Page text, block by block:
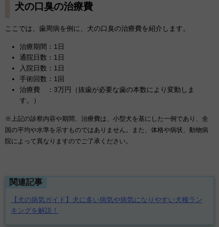
犬の口臭の治療費
ここでは、歯周病を例に、犬の口臭の治療費を紹介します。
治療期間：1日
通院日数：1日
入院日数：1日
手術回数：1回
治療費 ：3万円（抜歯が必要な歯の本数により変動しま
す。）
※上記の診察内容や期間、治療費は、小型犬を基にした一例であり、全
国の平均や水準を示すものではありません。また、体格や病状、動物病
院によって異なりますのでご了承ください。
関連記事
【犬の病気ガイド】犬に多い病気や病気になりやすい犬種ラン
キングを解説！